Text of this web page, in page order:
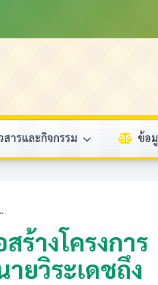
สารและกิจกรรม ข้อ
ร้างโครงการ
ยวิระเดชถึง